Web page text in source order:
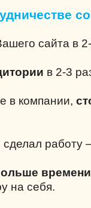
сайта в
в 2-3
в компании,
работу
на себя.